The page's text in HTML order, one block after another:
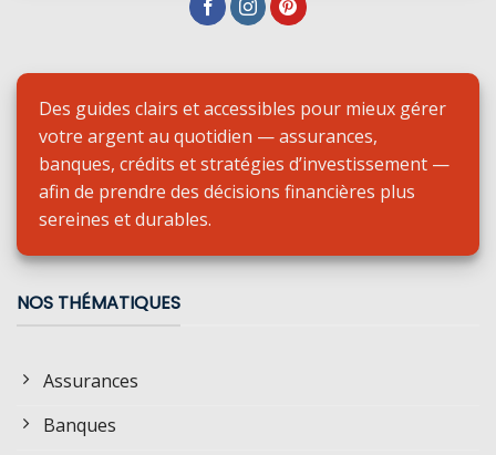
Des guides clairs et accessibles pour mieux gérer
votre argent au quotidien — assurances,
banques, crédits et stratégies d’investissement —
afin de prendre des décisions financières plus
sereines et durables.
NOS THÉMATIQUES
Assurances
Banques